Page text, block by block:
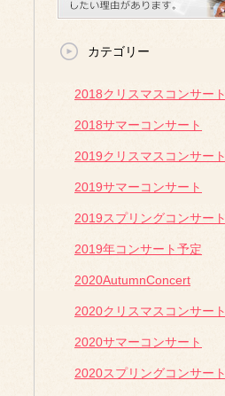
カテゴリー
2018クリスマスコンサート
2018サマーコンサート
2019クリスマスコンサート
2019サマーコンサート
2019スプリングコンサート
2019年コンサート予定
2020AutumnConcert
2020クリスマスコンサート
2020サマーコンサート
2020スプリングコンサート